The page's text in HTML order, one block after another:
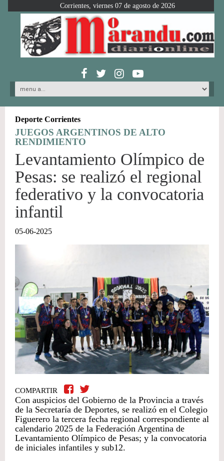
Corrientes, viernes 07 de agosto de 2026
Deporte Corrientes
JUEGOS ARGENTINOS DE ALTO
RENDIMIENTO
Levantamiento Olímpico de
Pesas: se realizó el regional
federativo y la convocatoria
infantil
05-06-2025
COMPARTIR
Con auspicios del Gobierno de la Provincia a través
de la Secretaría de Deportes, se realizó en el Colegio
Figuerero la tercera fecha regional correspondiente al
calendario 2025 de la Federación Argentina de
Levantamiento Olímpico de Pesas; y la convocatoria
de iniciales infantiles y sub12.